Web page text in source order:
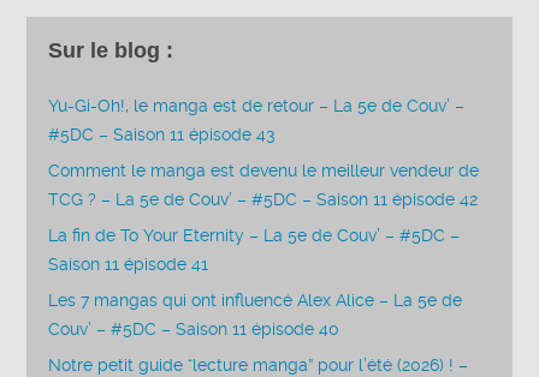
Sur le blog :
Yu-Gi-Oh!, le manga est de retour – La 5e de Couv’ –
#5DC – Saison 11 épisode 43
Comment le manga est devenu le meilleur vendeur de
TCG ? – La 5e de Couv’ – #5DC – Saison 11 épisode 42
La fin de To Your Eternity – La 5e de Couv’ – #5DC –
Saison 11 épisode 41
Les 7 mangas qui ont influencé Alex Alice – La 5e de
Couv’ – #5DC – Saison 11 épisode 40
Notre petit guide “lecture manga” pour l’été (2026) ! –